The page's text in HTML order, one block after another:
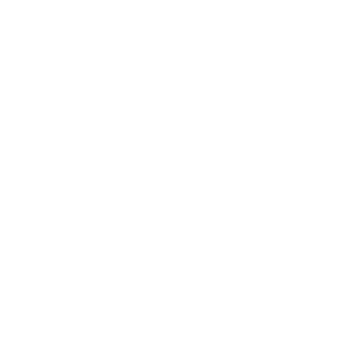
fresh barvách, je